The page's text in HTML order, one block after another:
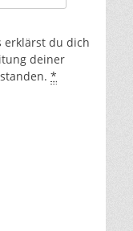
erklärst du dich
deiner
*